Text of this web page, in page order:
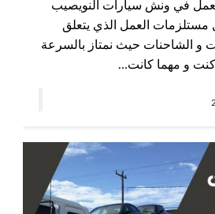
في ونش سيارات النويصيب
مستلزمات العمل الذي يتعلق
و الشاحنات حيث نمتاز بالسرعة
كنت و مهما كانت…